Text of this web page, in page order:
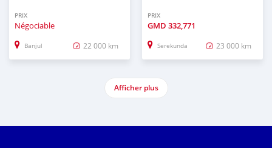
PRIX
Négociable
Banjul 22 000 km
PRIX
GMD 332,771
Serekunda 23 000 km
Afficher plus